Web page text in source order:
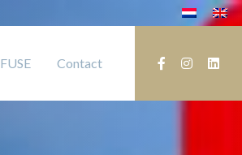
FUSE Contact